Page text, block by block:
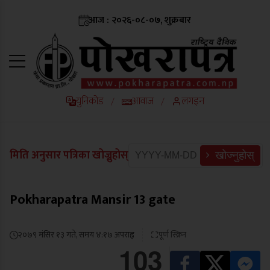
आज : २०२६-०८-०७, शुक्रबार
युनिकोड / आवाज / लगइन
मिति अनुसार पत्रिका खोज्नुहोस् खोज्नुहोस्
Pokharapatra Mansir 13 gate
२०७९ मंसिर १३ गते, समय ४:१७ अपराह्न पूर्ण स्क्रिन
103